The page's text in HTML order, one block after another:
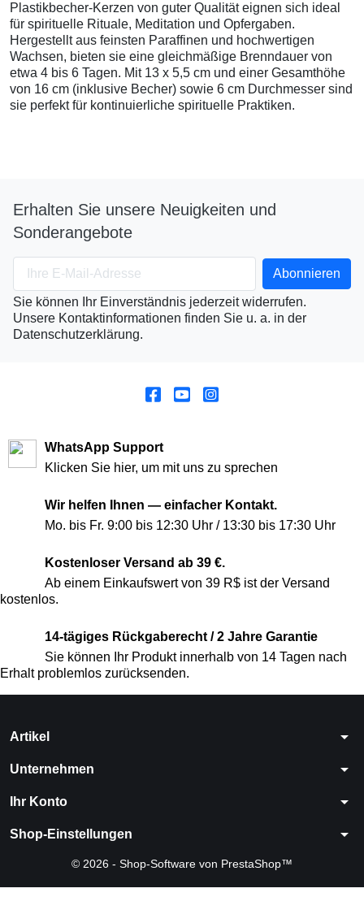
Plastikbecher-Kerzen von guter Qualität eignen sich ideal
für spirituelle Rituale, Meditation und Opfergaben.
Hergestellt aus feinsten Paraffinen und hochwertigen
Wachsen, bieten sie eine gleichmäßige Brenndauer von
etwa 4 bis 6 Tagen. Mit 13 x 5,5 cm und einer Gesamthöhe
von 16 cm (inklusive Becher) sowie 6 cm Durchmesser sind
sie perfekt für kontinuierliche spirituelle Praktiken.
Erhalten Sie unsere Neuigkeiten und
Sonderangebote
Sie können Ihr Einverständnis jederzeit widerrufen.
Unsere Kontaktinformationen finden Sie u. a. in der
Datenschutzerklärung.
WhatsApp Support
Klicken Sie hier, um mit uns zu sprechen
Wir helfen Ihnen — einfacher Kontakt.
Mo. bis Fr. 9:00 bis 12:30 Uhr / 13:30 bis 17:30 Uhr
Kostenloser Versand ab 39 €.
Ab einem Einkaufswert von 39 R$ ist der Versand
kostenlos.
14-tägiges Rückgaberecht / 2 Jahre Garantie
Sie können Ihr Produkt innerhalb von 14 Tagen nach
Erhalt problemlos zurücksenden.
Artikel arrow_drop_down
Unternehmen arrow_drop_down
Ihr Konto arrow_drop_down
Shop-Einstellungen arrow_drop_down
© 2026 - Shop-Software von PrestaShop™